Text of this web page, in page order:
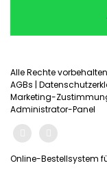
Alle Rechte
AGBs |
Marketing-
Administrator-Panel
Online-Bestellsystem